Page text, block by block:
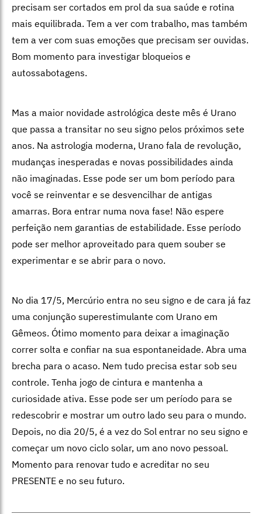
precisam ser cortados em prol da sua saúde e rotina
mais equilibrada. Tem a ver com trabalho, mas também
tem a ver com suas emoções que precisam ser ouvidas.
Bom momento para investigar bloqueios e
autossabotagens.
Mas a maior novidade astrológica deste mês é Urano
que passa a transitar no seu signo pelos próximos sete
anos. Na astrologia moderna, Urano fala de revolução,
mudanças inesperadas e novas possibilidades ainda
não imaginadas. Esse pode ser um bom período para
você se reinventar e se desvencilhar de antigas
amarras. Bora entrar numa nova fase! Não espere
perfeição nem garantias de estabilidade. Esse período
pode ser melhor aproveitado para quem souber se
experimentar e se abrir para o novo.
No dia 17/5, Mercúrio entra no seu signo e de cara já faz
uma conjunção superestimulante com Urano em
Gêmeos. Ótimo momento para deixar a imaginação
correr solta e confiar na sua espontaneidade. Abra uma
brecha para o acaso. Nem tudo precisa estar sob seu
controle. Tenha jogo de cintura e mantenha a
curiosidade ativa. Esse pode ser um período para se
redescobrir e mostrar um outro lado seu para o mundo.
Depois, no dia 20/5, é a vez do Sol entrar no seu signo e
começar um novo ciclo solar, um ano novo pessoal.
Momento para renovar tudo e acreditar no seu
PRESENTE e no seu futuro.